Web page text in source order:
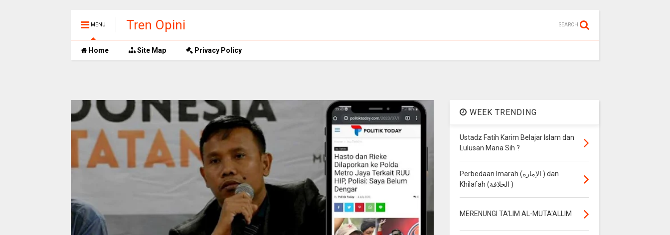
MENU Tren Opini SEARCH
Home Site Map Privacy Policy
WEEK TRENDING
Ustadz Fatih Karim Belajar Islam dan
Lulusan Mana Sih ?
Perbedaan Imarah (الإمارة ) dan
Khilafah (الخلافة )
MERENUNGI TA'LIM AL-MUTA'ALLIM